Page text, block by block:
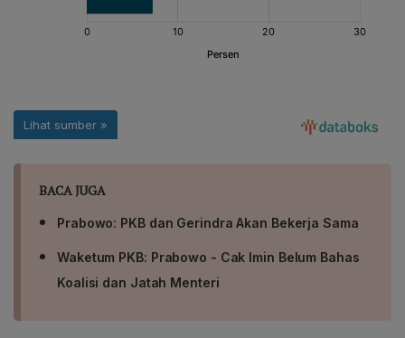
BACA JUGA
Prabowo: PKB dan Gerindra Akan Bekerja Sama
Waketum PKB: Prabowo - Cak Imin Belum Bahas
Koalisi dan Jatah Menteri